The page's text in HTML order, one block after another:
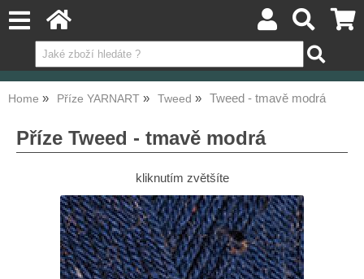
Home Příze YARNART Tweed Tweed - tmavě modrá
Příze Tweed - tmavě modrá
kliknutím zvětšíte